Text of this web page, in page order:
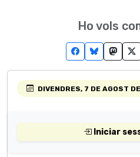
Ho vols
DIVENDRES, 7 DE AGOST
Iniciar